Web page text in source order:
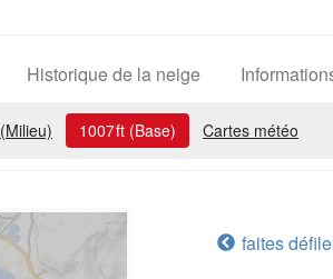
Historique de la neige
(Milieu) 1007ft (Base) Cartes météo
faites